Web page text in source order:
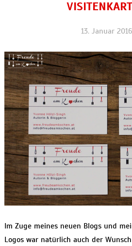
13. Januar 2016
Im Zuge meines neuen Blogs und
Logos war natürlich auch der